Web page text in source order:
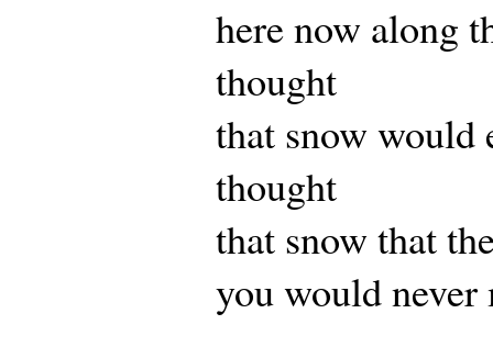
here now along
thought
that snow would
thought
that snow that
you would never